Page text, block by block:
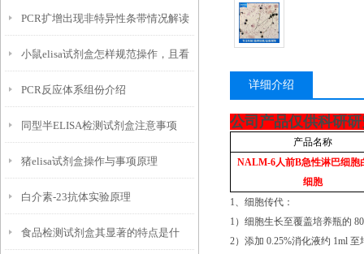
PCR扩增出现非特异性条带情况解读
小鼠elisa试剂盒怎样规范操作，且看
厂家如何讲解
PCR反应体系组份介绍
同型半ELISA检测试剂盒注意事项
猪elisa试剂盒操作与事项原理
白介素-23抗体实验原理
食品检测试剂盒其显著的特点是什
详细介绍
公司产品仅供科研
产品名称
NALM-6人前B急性淋巴细胞
细胞
1、细胞传代：
1）细胞生长至覆盖培养瓶的
2）添加 0.25%消化液约 1ml